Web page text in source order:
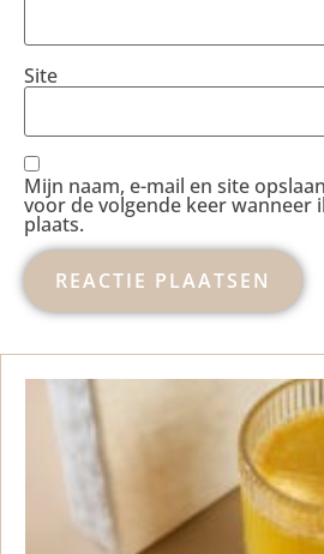
Site
Mijn naam, e-mail en site
voor de volgende keer wanneer
plaats.